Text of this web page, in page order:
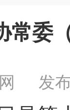
常委
发